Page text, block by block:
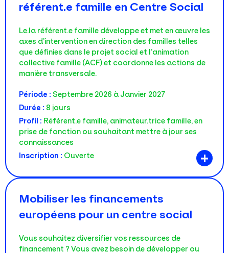
référent.e famille en Centre Social
Le.la référent.e famille développe et met en œuvre les
axes d’intervention en direction des familles telles
que définies dans le projet social et l’animation
collective famille (ACF) et coordonne les actions de
manière transversale.
Période : Septembre 2026 à Janvier 2027
Durée : 8 jours
Profil : Référent.e famille, animateur.trice famille, en
prise de fonction ou souhaitant mettre à jour ses
connaissances
Inscription : Ouverte +
Mobiliser les financements
européens pour un centre social
Vous souhaitez diversifier vos ressources de
financement ? Vous avez besoin de développer ou